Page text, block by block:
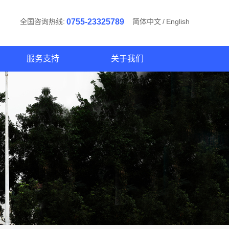
全国咨询热线: 0755-23325789 简体中文/ English
服务支持 关于我们